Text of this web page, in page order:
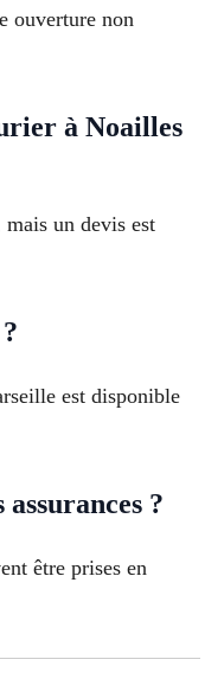
ouverture non
à Noailles
un devis est
est disponible
?
être prises en